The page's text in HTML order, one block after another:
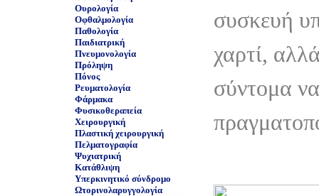
Ουρολογία
Οφθαλμολογία
Παθολογία
Παιδιατρική
Πνευμονολογία
Πρόληψη
Πόνος
Ρευματολογία
Φάρμακα
Φυσικοθεραπεία
Χειρουργική
Πλαστική χειρουργική
Πελματογραφία
Ψυχιατρική
Κατάθλιψη
Υπερκινητικό σύνδρομο
Ωτορινολαρυγγολογία
συσκευή
χαρτί,
σύντομα